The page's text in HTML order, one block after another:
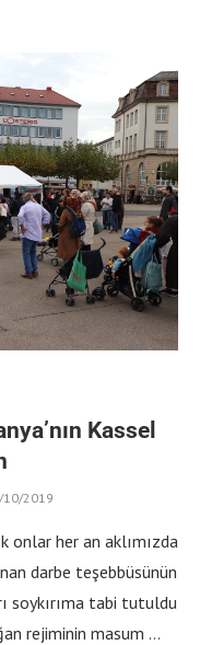
Kassel
10/2019
onlar her an aklımızda
darbe teşebbüsünün
soykırıma tabi tutuldu
rejiminin masum …